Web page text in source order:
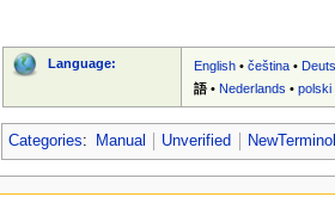
Language: English •čeština •
語 •Nederlands •polski
Categories: Manual Unverified